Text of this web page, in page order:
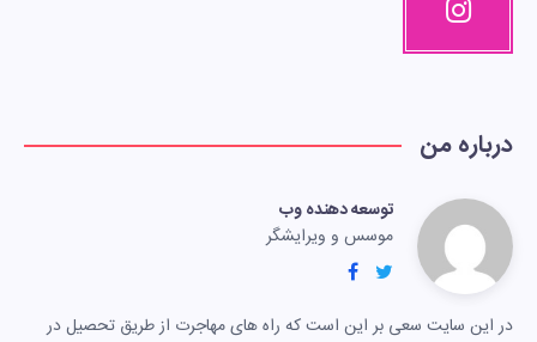
درباره من
توسعه دهنده وب
موسس و ویرایشگر
در این سایت سعی بر این است که راه های مهاجرت از طریق تحصیل در